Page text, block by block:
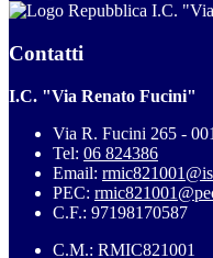
I.C.
Contatti
I.C. "Via Renato Fucini"
Via R. Fucini 265 -
Tel: 06 824386
Email:
PEC:
C.F.: 97198170587
C.M.: RMIC821001